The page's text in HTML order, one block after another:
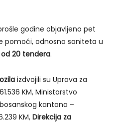
godine objavljeno pet
pomoći, odnosno saniteta u
20 tendera.
izdvojili su Uprava za
KM, Ministarstvo
kantona –
KM,Direkcija za